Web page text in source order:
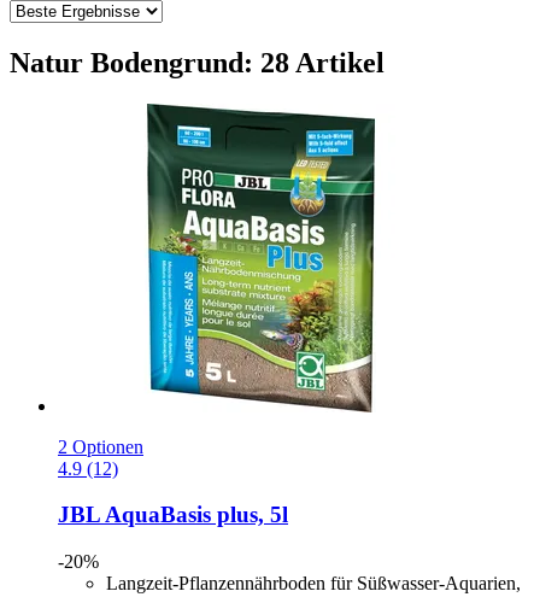
Natur Bodengrund: 28 Artikel
2 Optionen
4.9 (12)
JBLAquaBasis plus, 5l
-20%
Langzeit-Pflanzennährboden für Süßwasser-Aquarien,